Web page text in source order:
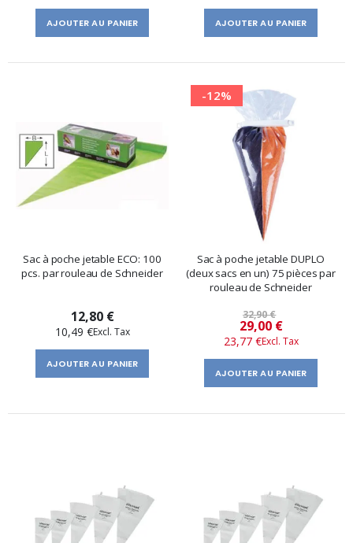
AJOUTER AU PANIER AJOUTER AU PANIER
Sac à poche jetable ECO: 100
pcs. par rouleau de Schneider
12,80 €
10,49 €
AJOUTER AU PANIER
-12%
Sac à poche jetable DUPLO
(deux sacs en un) 75 pièces par
rouleau de Schneider
32,90 €
Prix
​​
spécial
29,00 €
23,77 €
AJOUTER AU PANIER